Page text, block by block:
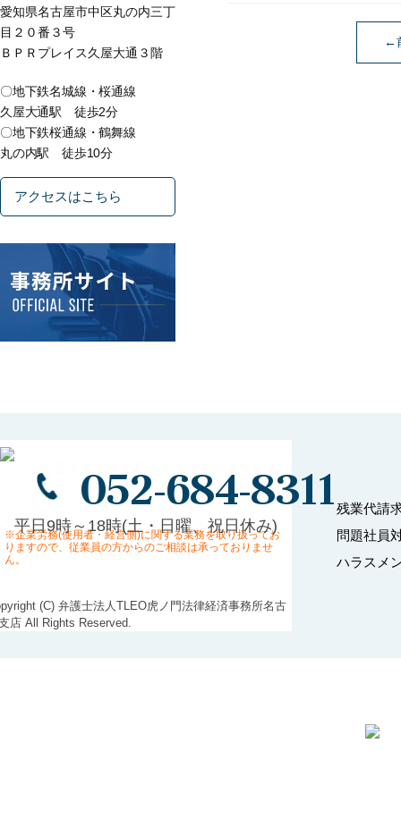
←
愛知県名古屋市中区丸の内三丁
目２０番３号
ＢＰＲプレイス久屋大通３階
〇地下鉄名城線・桜通線
久屋大通駅 徒歩2分
〇地下鉄桜通線・鶴舞線
丸の内駅 徒歩10分
アクセスはこちら
052-684-8311
平日9時～18時(土・日曜、祝日休み)
※企業労務(使用者・経営側)に関する業務を取り扱ってお
りますので、従業員の方からのご相談は承っておりませ
ん。
(C) 弁護士法人TLEO虎ノ門法律経済事務所名古
店 All Rights Reserved.
残業代請
問題社員
ハラスメ